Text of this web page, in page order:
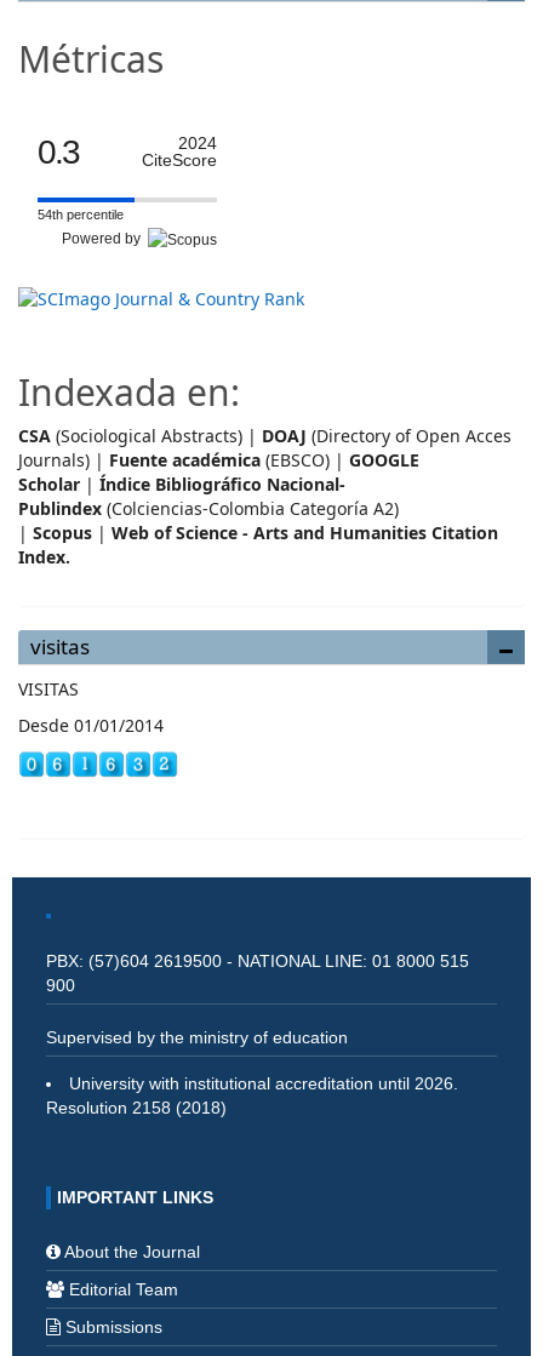
Métricas
0.3
2024
CiteScore
54th percentile
Powered by
Indexada en:
CSA (Sociological Abstracts) | DOAJ (Directory of Open Acces
Journals) | Fuente académica (EBSCO) | GOOGLE
Scholar | Índice Bibliográfico Nacional-
Publindex (Colciencias-Colombia Categoría A2)
| Scopus | Web of Science - Arts and Humanities Citation
Index.
visitas
VISITAS
Desde 01/01/2014
PBX: (57)604 2619500 - NATIONAL LINE: 01 8000 515
900
Supervised by the ministry of education
University with institutional accreditation until 2026.
Resolution 2158 (2018)
IMPORTANT LINKS
About the Journal
Editorial Team
Submissions